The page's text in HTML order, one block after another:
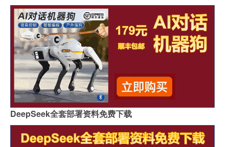
DeepSeek全套部署资料免费下载